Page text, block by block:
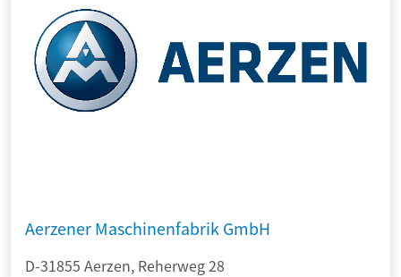
Aerzener Maschinenfabrik GmbH
D-31855 Aerzen, Reherweg 28